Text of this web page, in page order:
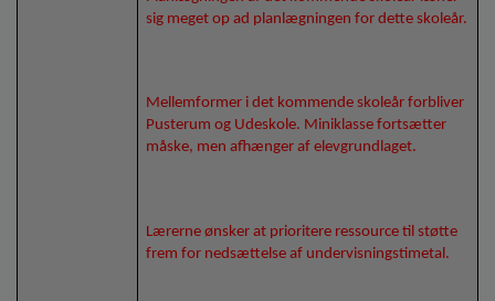
sig meget op ad planlægningen for dette skoleår.
Mellemformer i det kommende skoleår forbliver
Pusterum og Udeskole. Miniklasse fortsætter
måske, men afhænger af elevgrundlaget.
Lærerne ønsker at prioritere ressource til støtte
frem for nedsættelse af undervisningstimetal.